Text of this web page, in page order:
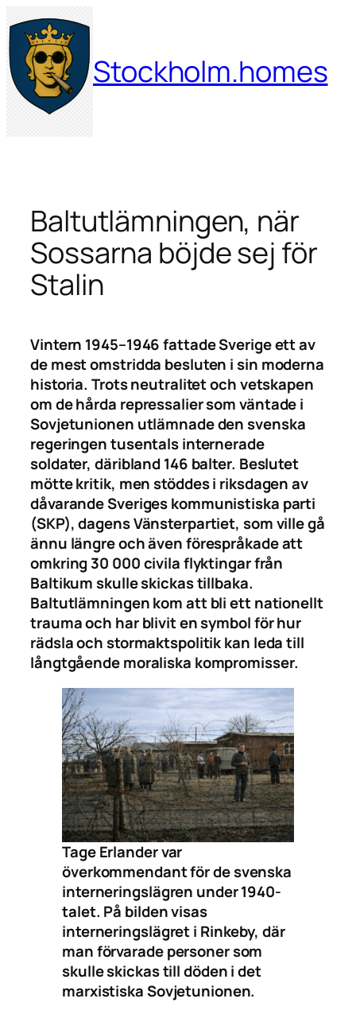
Hoppa
till
innehåll
Stockholm.homes
Baltutlämningen, när
Sossarna böjde sej för
Stalin
Vintern 1945–1946 fattade Sverige ett av
de mest omstridda besluten i sin moderna
historia. Trots neutralitet och vetskapen
om de hårda repressalier som väntade i
Sovjetunionen utlämnade den svenska
regeringen tusentals internerade
soldater, däribland 146 balter. Beslutet
mötte kritik, men stöddes i riksdagen av
dåvarande Sveriges kommunistiska parti
(SKP), dagens Vänsterpartiet, som ville gå
ännu längre och även förespråkade att
omkring 30 000 civila flyktingar från
Baltikum skulle skickas tillbaka.
Baltutlämningen kom att bli ett nationellt
trauma och har blivit en symbol för hur
rädsla och stormaktspolitik kan leda till
långtgående moraliska kompromisser.
Tage Erlander var
överkommendant för de svenska
interneringslägren under 1940-
talet. På bilden visas
interneringslägret i Rinkeby, där
man förvarade personer som
skulle skickas till döden i det
marxistiska Sovjetunionen.